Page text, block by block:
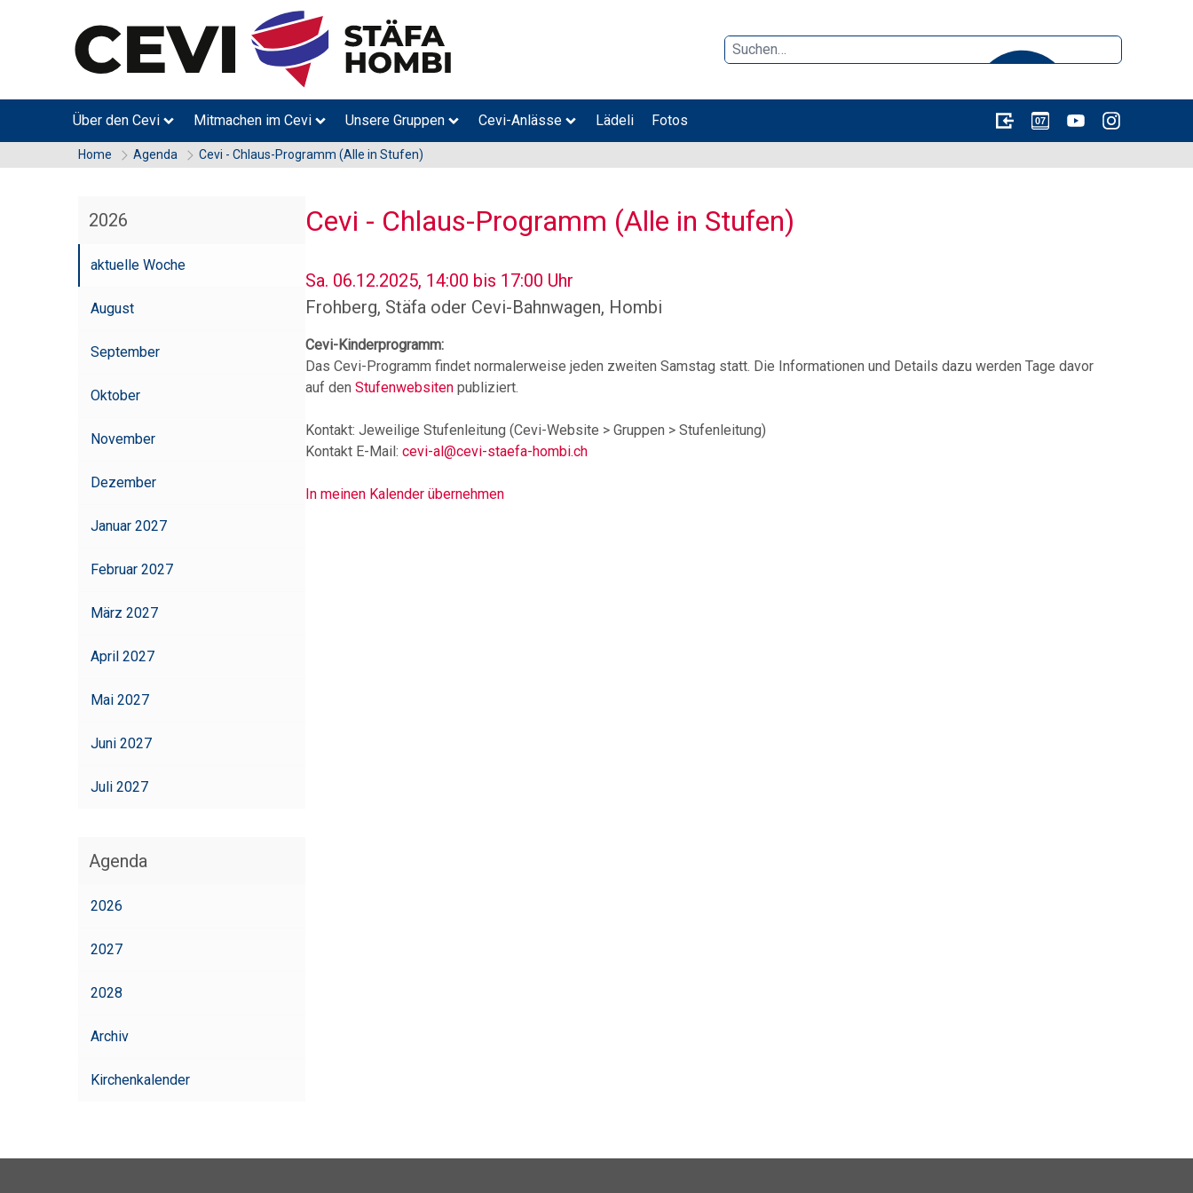
Suche
Über den Cevi Mitmachen im Cevi Unsere Gruppen Cevi-Anlässe Lädeli Fotos 07
Home Agenda Cevi - Chlaus-Programm (Alle in Stufen)
2026
aktuelle Woche
August
September
Oktober
November
Dezember
Januar 2027
Februar 2027
März 2027
April 2027
Mai 2027
Juni 2027
Juli 2027
Agenda
2026
2027
2028
Archiv
Kirchenkalender
Cevi - Chlaus-Programm (Alle in Stufen)
Sa. 06.12.2025, 14:00 bis 17:00 Uhr
Frohberg, Stäfa oder Cevi-Bahnwagen, Hombi
Cevi-Kinderprogramm:
Das Cevi-Programm findet normalerweise jeden zweiten Samstag statt. Die Informationen und Details dazu werden Tage davor
auf den Stufenwebsiten publiziert.
Kontakt: Jeweilige Stufenleitung (Cevi-Website > Gruppen > Stufenleitung)
Kontakt E-Mail: cevi-al@cevi-staefa-hombi.ch
In meinen Kalender übernehmen